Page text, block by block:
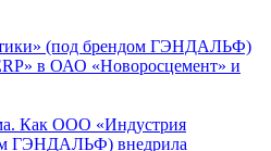
(под брендом ГЭНДАЛЬФ)
в ОАО «Новоросцемент» и
Как ООО «Индустрия
ГЭНДАЛЬФ) внедрила